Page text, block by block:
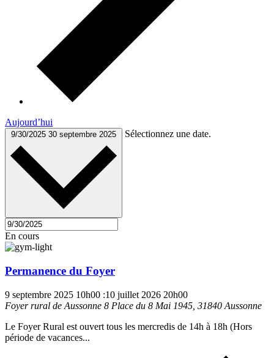
Aujourd’hui
9/30/2025 30 septembre 2025 Sélectionnez une date.
En cours
Permanence du Foyer
9 septembre 2025 10h00 :10 juillet 2026 20h00
Foyer rural de Aussonne 8 Place du 8 Mai 1945, 31840 Aussonne
Le Foyer Rural est ouvert tous les mercredis de 14h à 18h (Hors
période de vacances...